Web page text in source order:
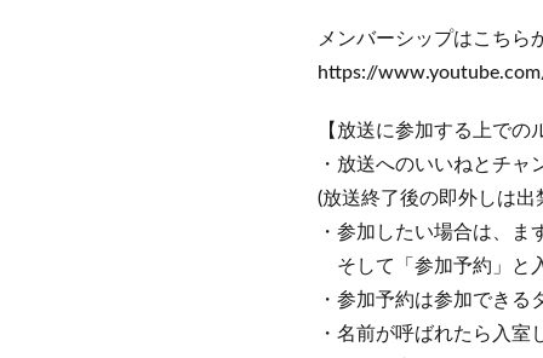
メンバーシップはこちら
https://
【放送に参加する上での
・放送へのいいねとチ
(放送終了後の即外しは出
・参加したい場合は、ま
そして「参加予約」と
・参加予約は参加でき
・名前が呼ばれたら入室